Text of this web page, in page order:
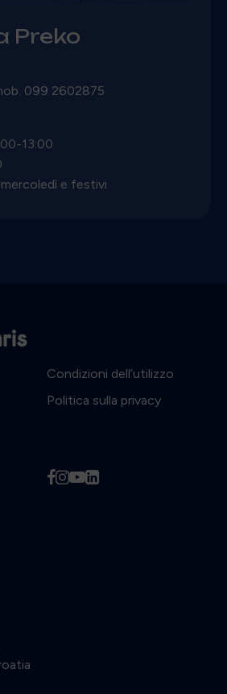
Preko
099 2602875
13:00
e festivi
Condizioni dell’utilizzo
Politica sulla privacy
fiyl